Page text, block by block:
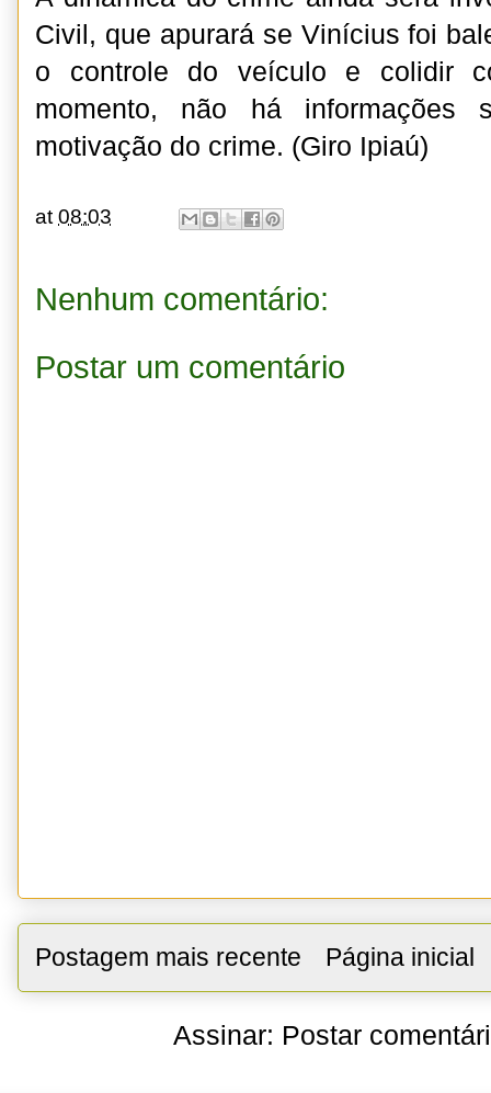
Civil, que apurará se Vinícius foi
o controle do veículo e colidir
momento, não há informações
motivação do crime. (Giro Ipiaú)
at08:03
Nenhum comentário:
Postar um comentário
Postagem mais recente Página inicial
Assinar: Postar